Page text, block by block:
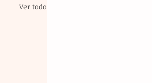
Ver todo